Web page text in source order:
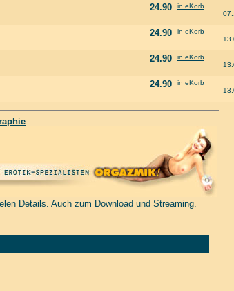
24.90
in eKorb
24.90
in eKorb
24.90
in eKorb
24.90
in eKorb
Details. Auch zum Download und Streaming.